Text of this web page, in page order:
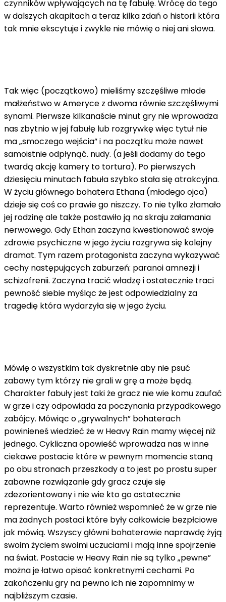
czynników wpływających na tę fabułę. Wrócę do tego
w dalszych akapitach a teraz kilka zdań o historii która
tak mnie ekscytuje i zwykle nie mówię o niej ani słowa.
Tak więc (początkowo) mieliśmy szczęśliwe młode
małżeństwo w Ameryce z dwoma równie szczęśliwymi
synami. Pierwsze kilkanaście minut gry nie wprowadza
nas zbytnio w jej fabułę lub rozgrywkę więc tytuł nie
ma „smoczego wejścia” i na początku może nawet
samoistnie odpłynąć. nudy. (a jeśli dodamy do tego
twardą akcję kamery to tortura). Po pierwszych
dziesięciu minutach fabuła szybko stała się atrakcyjna.
W życiu głównego bohatera Ethana (młodego ojca)
dzieje się coś co prawie go niszczy. To nie tylko złamało
jej rodzinę ale także postawiło ją na skraju załamania
nerwowego. Gdy Ethan zaczyna kwestionować swoje
zdrowie psychiczne w jego życiu rozgrywa się kolejny
dramat. Tym razem protagonista zaczyna wykazywać
cechy następujących zaburzeń: paranoi amnezji i
schizofrenii. Zaczyna tracić władzę i ostatecznie traci
pewność siebie myśląc że jest odpowiedzialny za
tragedię która wydarzyła się w jego życiu.
Mówię o wszystkim tak dyskretnie aby nie psuć
zabawy tym którzy nie grali w grę a może będą.
Charakter fabuły jest taki że gracz nie wie komu zaufać
w grze i czy odpowiada za poczynania przypadkowego
zabójcy. Mówiąc o „grywalnych” bohaterach
powinieneś wiedzieć że w Heavy Rain mamy więcej niż
jednego. Cykliczna opowieść wprowadza nas w inne
ciekawe postacie które w pewnym momencie staną
po obu stronach przeszkody a to jest po prostu super
zabawne rozwiązanie gdy gracz czuje się
zdezorientowany i nie wie kto go ostatecznie
reprezentuje. Warto również wspomnieć że w grze nie
ma żadnych postaci które były całkowicie bezpłciowe
jak mówią. Wszyscy główni bohaterowie naprawdę żyją
swoim życiem swoimi uczuciami i mają inne spojrzenie
na świat. Postacie w Heavy Rain nie są tylko „pewne”
można je łatwo opisać konkretnymi cechami. Po
zakończeniu gry na pewno ich nie zapomnimy w
najbliższym czasie.